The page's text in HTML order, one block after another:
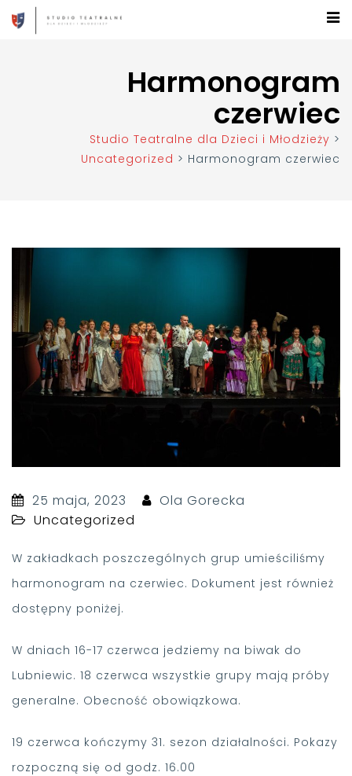
Harmonogram
czerwiec
Studio Teatralne dla Dzieci i Młodzieży >
Uncategorized > Harmonogram czerwiec
25 maja, 2023
Ola Gorecka
Uncategorized
W zakładkach poszczególnych grup umieściliśmy
harmonogram na czerwiec. Dokument jest również
dostępny poniżej.
W dniach 16-17 czerwca jedziemy na biwak do
Lubniewic. 18 czerwca wszystkie grupy mają próby
generalne. Obecność obowiązkowa.
19 czerwca kończymy 31. sezon działalności. Pokazy
rozpoczną się od godz. 16.00